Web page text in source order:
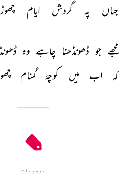
جہاں
پہ گردش ایام
مجھے جو ڈھونڈھنا چاہے وہ
کہ
اب میں کوچۂ گمنام
موضوعات